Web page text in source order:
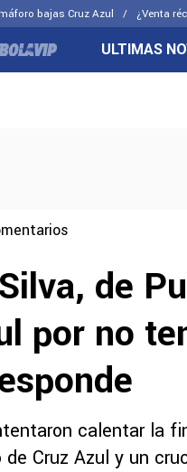
bajas Cruz Azul ¿Venta
ULTIMAS
de
por no
calentar la
Cruz Azul y un